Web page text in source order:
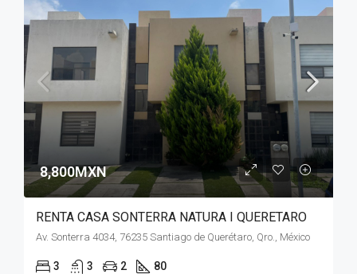
8,800MXN
RENTA CASA SONTERRA NATURA I QUERETARO
Av. Sonterra 4034, 76235 Santiago de Querétaro, Qro., México
3 3 2 80